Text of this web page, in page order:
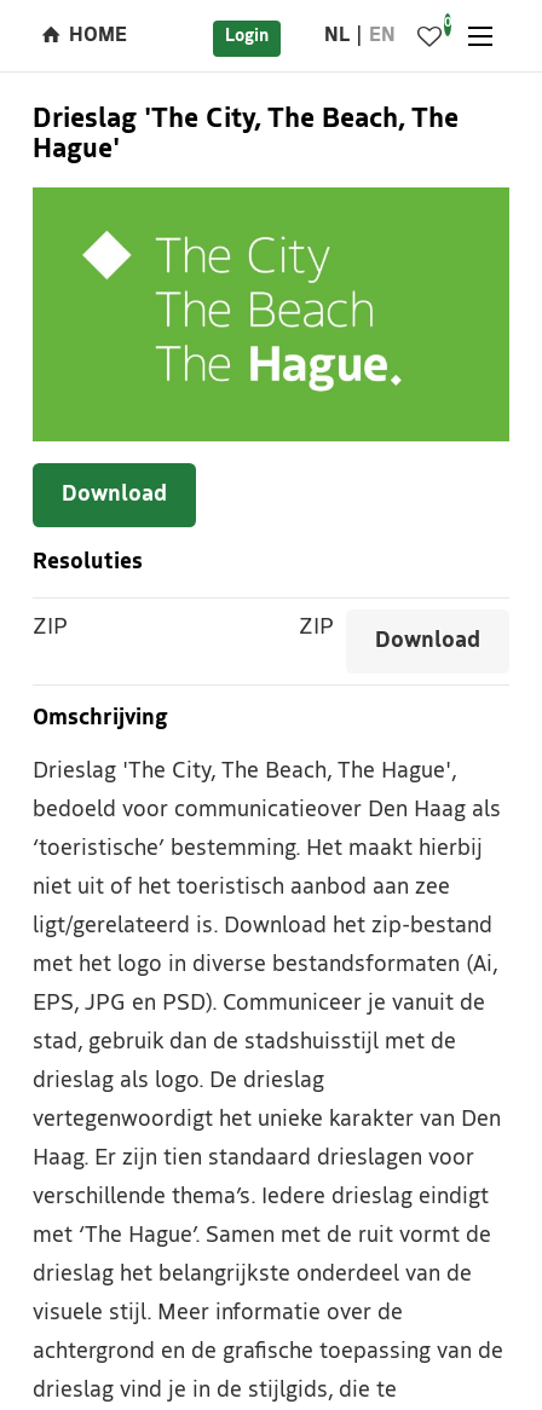
HOME Login NL EN
0
Drieslag 'The City, The Beach, The
Hague'
Download
Resoluties
ZIP ZIP
Download
Omschrijving
Drieslag 'The City, The Beach, The Hague',
bedoeld voor communicatieover Den Haag als
‘toeristische’ bestemming. Het maakt hierbij
niet uit of het toeristisch aanbod aan zee
ligt/gerelateerd is. Download het zip-bestand
met het logo in diverse bestandsformaten (Ai,
EPS, JPG en PSD). Communiceer je vanuit de
stad, gebruik dan de stadshuisstijl met de
drieslag als logo. De drieslag
vertegenwoordigt het unieke karakter van Den
Haag. Er zijn tien standaard drieslagen voor
verschillende thema’s. Iedere drieslag eindigt
met ‘The Hague’. Samen met de ruit vormt de
drieslag het belangrijkste onderdeel van de
visuele stijl. Meer informatie over de
achtergrond en de grafische toepassing van de
drieslag vind je in de stijlgids, die te